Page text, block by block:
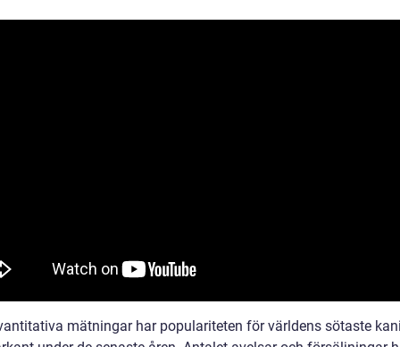
mätningar har populariteten för världens sötaste